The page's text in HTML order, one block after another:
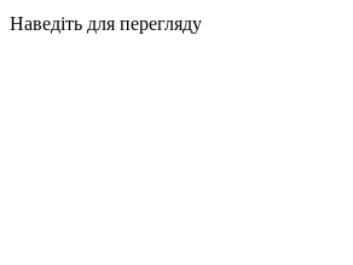
Наведіть для перегляду